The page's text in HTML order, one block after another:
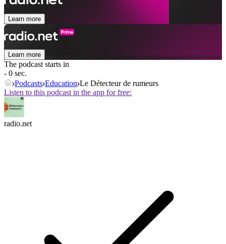
Learn more
Learn more
The podcast starts in
- 0 sec.
Podcasts Education Le Détecteur de rumeurs
Listen to this podcast in the app for free:
radio.net